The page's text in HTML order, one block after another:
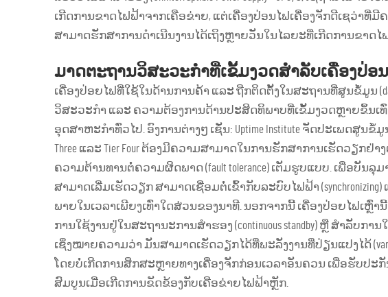
ເກີດການຂາດໄຟຟ້າຈາກເຄືອຂ່າຍ, ແຕ່ເຄື່ອງປ່ອນໄຟເຄື່ອງຈັກດີເຊວ່າທີ່
ສາມາດຮັກສາການດຳເນີນງານໄດ້ເຖິງຫຼາຍວັນໃນໄລຍະທີ່ເກີດການຂາດໄຟ
ມາດຕະຖານວິສະວະກຳທີ່ເຂັ້ມງວດສຳລັບເຄື່ອງປ່ອ
ເຄື່ອງປ່ອຍໄຟທີ່ໃຊ້ໃນດ້ານການຄ້າ ແລະ ຖືກຕິດຕັ້ງໃນສະຖານທີ່ສູນຂໍ້ມູນ
ວິສະວະກຳ ແລະ ຄວາມຕ້ອງການດ້ານປະສິດທິພາບທີ່ເຂັ້ມງວດຫຼາຍຂຶ້ນເ
ອຸດສາຫະກຳທົ່ວໄປ. ອົງການຕ່າງໆ ເຊັ່ນ: Uptime Institute ຈັດປະເພດສູນຂໍ້
Three ແລະ Tier Four ຕ້ອງມີຄວາມສາມາດໃນການຮັກສາການເຮັດວຽກຢ່າງຕໍ່ເ
ຄວາມຕ້ານທານຕໍ່ຄວາມຜິດພາດ (fault tolerance) ເຕັມຮູບແບບ. ເພື່ອບັນ
ສາມາດເລີ່ມເຮັດວຽກ ສາມາດເຊື່ອມຕໍ່ເຂົ້າກັບລະບົບໄຟຟ້າ
ພາຍໃນເວລາເພີຍງເທົ່າໃດສ່ວນຂອງນາທີ. ນອກຈາກນີ້ ເຄື່ອງປ່ອຍໄຟເຫຼົ່
ການໃຊ້ງານຢູ່ໃນສະຖານະການສຳຮອງ (continuous standby) ຫຼື ສຳລັບກາ
ເຊິ່ງໝາຍຄວາມວ່າ ມັນສາມາດເຮັດວຽກໄດ້ທີ່ພະລັງງານທີ່ປ່ຽນແປງໄດ້
ໂດຍບໍ່ເກີດການສຶກສະຫຼາຍທາງເຄື່ອງຈັກກ່ອນເວລາອັນຄວນ ເພື່ອຮັບປະ
ສົມບູນເມື່ອເກີດການຂັດຂ້ອງກັບເຄືອຂ່າຍໄຟຟ້າຫຼັກ.